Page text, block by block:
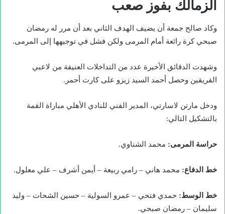
الزمالك بفوز صعب
وكاد صالح جمعة أن يضيف الهدف الثاني بعد أن مرر له رمضان
صبحي كرة رائعة أمام المرمى ولكن فشل في توجيهها إلى المرمى.
وشهدت الدقائق الأخيرة عدد من التداخلات العنيفة من لاعبي
الفريقين وحصل أحمد السيد زيزو على كارت أحمر.
ودخل مارتن لاسارتي، المدير الفني للنادي الأهلي مباراة القمة
بالتشكيل التالي:
حراسة المرمى: محمد الشناوي.
خط الدفاع: محمد هاني – رامي ربيعة – أيمن أشرف – علي معلول.
خط الوسط: حمدي فتحي – عمرو السولية – حسين الشحات – وليد
سليمان – رمضان صبحي.